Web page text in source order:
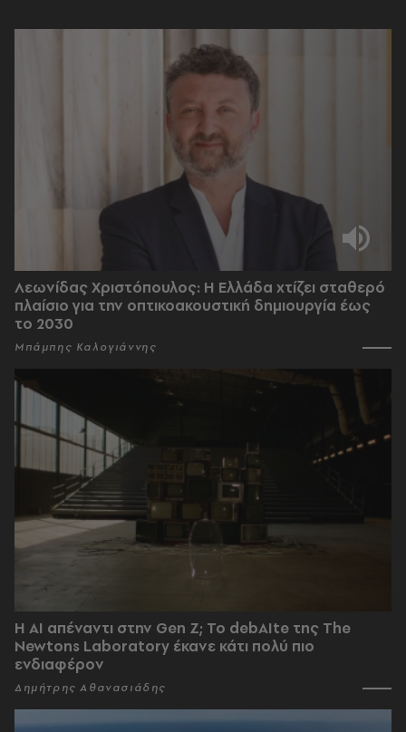
Λεωνίδας Χριστόπουλος: Η Ελλάδα χτίζει σταθερό
πλαίσιο για την οπτικοακουστική δημιουργία έως
το 2030
Μπάμπης Καλογιάννης
Η AI απέναντι στην Gen Z; Το debAIte της The
Newtons Laboratory έκανε κάτι πολύ πιο
ενδιαφέρον
Δημήτρης Αθανασιάδης